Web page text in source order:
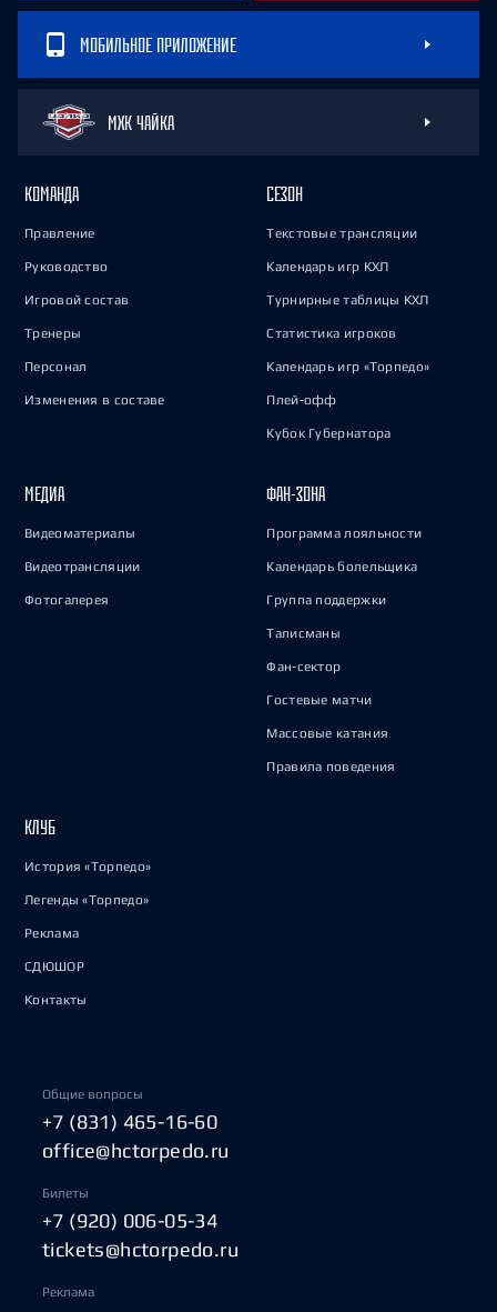
МОБИЛЬНОЕ ПРИЛОЖЕНИЕ
МХК ЧАЙКА
КОМАНДА
Правление
Руководство
Игровой состав
Тренеры
Персонал
Изменения в составе
СЕЗОН
Текстовые трансляции
Календарь игр КХЛ
Турнирные таблицы КХЛ
Статистика игроков
Календарь игр «Торпедо»
Плей-офф
Кубок Губернатора
МЕДИА
Видеоматериалы
Видеотрансляции
Фотогалерея
ФАН-ЗОНА
Программа лояльности
Календарь болельщика
Группа поддержки
Талисманы
Фан-сектор
Гостевые матчи
Массовые катания
Правила поведения
КЛУБ
История «Торпедо»
Легенды «Торпедо»
Реклама
СДЮШОР
Контакты
Общие вопросы
+7 (831) 465-16-60
office@hctorpedo.ru
Билеты
+7 (920) 006-05-34
tickets@hctorpedo.ru
Реклама